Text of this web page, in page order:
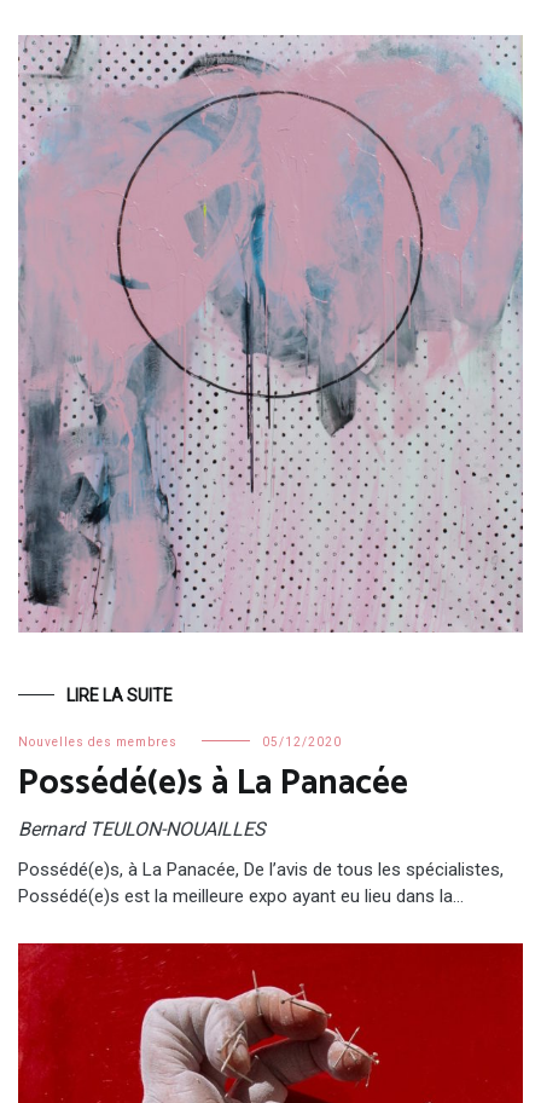
LIRE LA SUITE
Nouvelles des membres 05/12/2020
Possédé(e)s à La Panacée
Bernard TEULON-NOUAILLES
Possédé(e)s, à La Panacée, De l’avis de tous les spécialistes,
Possédé(e)s est la meilleure expo ayant eu lieu dans la…